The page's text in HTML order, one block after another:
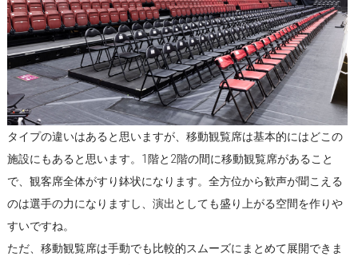
タイプの違いはあると思いますが、移動観覧席は基本的にはどこの
施設にもあると思います。1階と2階の間に移動観覧席があること
で、観客席全体がすり鉢状になります。全方位から歓声が聞こえる
のは選手の力になりますし、演出としても盛り上がる空間を作りや
すいですね。
ただ、移動観覧席は手動でも比較的スムーズにまとめて展開できま